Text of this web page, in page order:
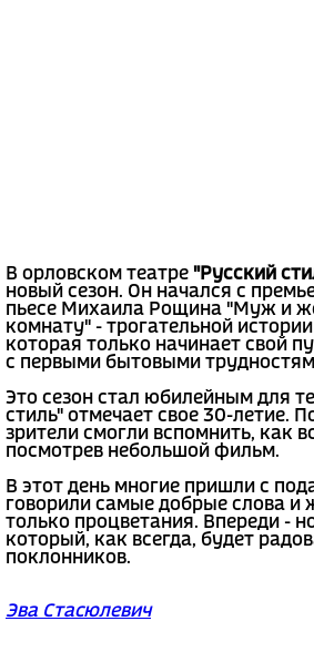
В орловском театре "Русский
новый сезон. Он начался с
пьесе Михаила Рощина "Муж и
комнату" - трогательной
которая только начинает свой
с первыми бытовыми
Это сезон стал юбилейным для
стиль" отмечает свое 30-летие.
зрители смогли вспомнить, как
посмотрев небольшой фильм.
В этот день многие пришли с
говорили самые добрые слова и
только процветания. Впереди -
который, как всегда, будет
поклонников.
Эва Стасюлевич